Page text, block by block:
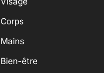
Corps
Mains
Bien-être